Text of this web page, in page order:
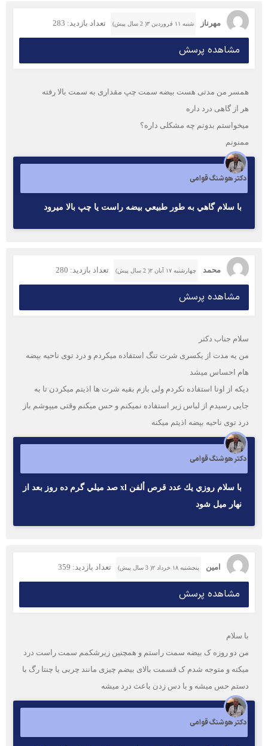
مهرناز شنبه ۱۱ فروردین ۳( 2 سال پیش) تعداد بازدید: 283
مشاهده پرسش
همسر من مدتی هست بیضه سمت چپ مقداری به سمت بالا رفته
هر از گاهی درد داره
میخواستم بدونم چه مشکلی داره؟
ممنونم
دکتر هوشنگ قوامی
با سلام گاهي به طور طبيعي بيضه راست يا چپ بالا ميرود
محمد چهارشنبه ۱۷ آبان ۲( 2 سال پیش) تعداد بازدید: 280
مشاهده پرسش
سلام جناب دکتر
من یه مدت از یکسری شرت تنگ استفاده میکردم و درد توی ناحیه بیضه
هام احساس میشد
دیکه از اونا استفاده نکردم ولی بازم بقیه شرت ها اذیتم میکردن تا به
جایی رسیدم از لباس زیر استفاده نمیکنم و حس میکنم وقتی میپوشم باز
درد توی ناحیه بیضه اذیتم میکنه
دکتر هوشنگ قوامی
با سلام روزي يك عدد قرص ألفن xl صد ميلي گرم ده روز بعد از
نهار ميل شود
امین پنجشنبه ۱۸ خرداد ۲( 3 سال پیش) تعداد بازدید: 359
مشاهده پرسش
با سلام
من دو روزه ک بیضه سمت راستم و همچنین زیرشکمم سمت راست درد
میکنه و متوجه شدم ک قسمت بالای بیضم چیزی مانند چربی یا چنتا رگ با
دستم حس میشه و با دس زدن باعث درد میشه
دکتر هوشنگ قوامی